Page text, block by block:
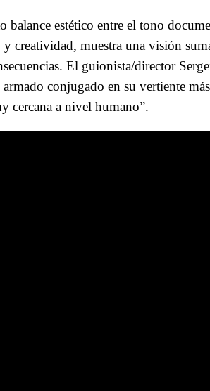
balance estético entre el tono
creatividad, muestra una visión
El guionista/director
conjugado en su vertiente
cercana a nivel humano”.